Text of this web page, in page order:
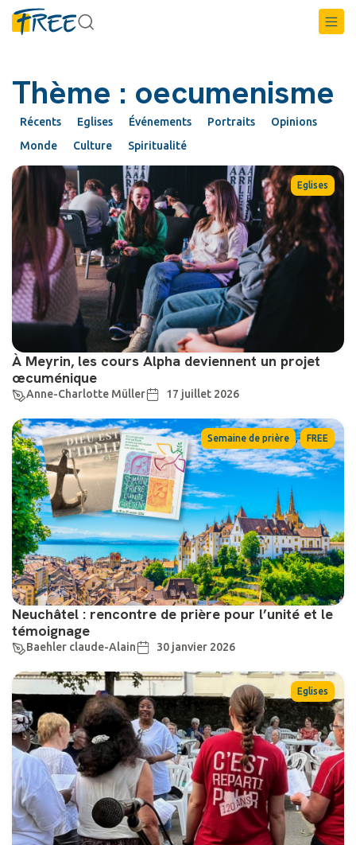
Thème : oecumenisme
Récents Eglises Événements Portraits
Opinions
Monde
Culture Spiritualité
Eglises
À Meyrin, les cours Alpha deviennent un projet
œcuménique
Anne-Charlotte Müller 17 juillet 2026
Semaine de prière , FREE
Neuchâtel : rencontre de prière pour l’unité et le
témoignage
Baehler claude-Alain 30 janvier 2026
Eglises